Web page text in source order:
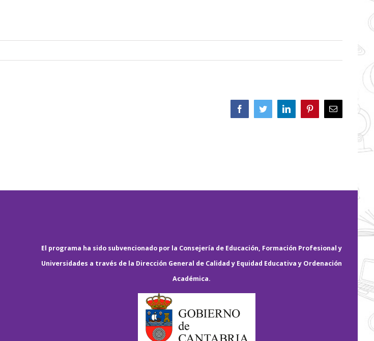
FacebookTwitterLinkedIn PinterestCorreo
electrónico
El programa ha sido subvencionado por la Consejería de Educación, Formación Profesional y
Universidades a través de la Dirección General de Calidad y Equidad Educativa y Ordenación
Académica.